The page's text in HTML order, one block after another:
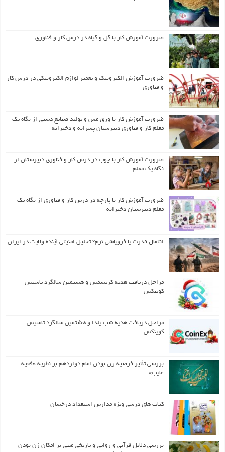
ضرورت آموزش کار با گل و گیاه در درس کار و فناوری
ضرورت آموزش الکترونیک و تعمیر لوازم الکترونیکی در درس کار
و فناوری
ضرورت آموزش کار با ورق مس و تولید صنایع دستی از نگاه یک
معلم کار و فناوری دبیرستان پسرانه و دخترانه
ضرورت آموزش کار با چوب در درس کار و فناوری دبیرستان از
نگاه یک معلم
ضرورت آموزش کار با پارچه در درس کار و فناوری از نگاه یک
معلم دبیرستان دخترانه
انتقال قدرت یا فروپاشی نرم؟ تحلیل امنیتی آینده ولایت در ایران
مراحل دریافت هدیه کریسمس و هشتمین سالگرد تاسیس
کوینکس
مراحل دریافت هدیه شب یلدا و هشتمین سالگرد تاسیس
کوینکس
بررسی تأثیر فرضیه زن بودن امام دوازدهم بر نظریه «فقیه
غایب»
کتاب های درسی ویژه مدارس استعداد درخشان
بررسی دلایل قرآنی و روایی و تاریخی مبنی بر امکان زن بودن